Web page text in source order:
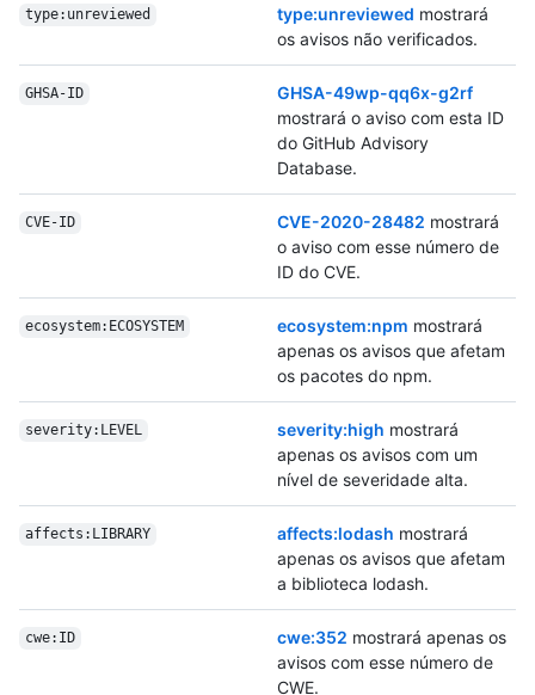
type:unreviewed type:unreviewed mostrará
os avisos não verificados.
GHSA-ID
GHSA-49wp-qq6x-g2rf
mostrará o aviso com esta ID
do GitHub Advisory
Database.
CVE-ID CVE-2020-28482 mostrará
o aviso com esse número de
ID do CVE.
ecosystem:ECOSYSTEM ecosystem:npm mostrará
apenas os avisos que afetam
os pacotes do npm.
severity:LEVEL severity:high mostrará
apenas os avisos com um
nível de severidade alta.
affects:LIBRARY affects:lodash mostrará
apenas os avisos que afetam
a biblioteca lodash.
cwe:ID cwe:352 mostrará apenas os
avisos com esse número de
CWE.